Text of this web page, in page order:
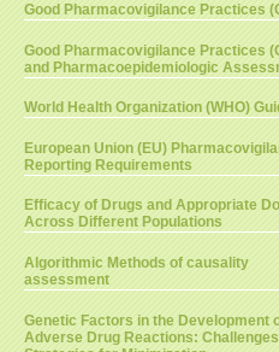
Good Pharmacovigilance Practices
Good Pharmacovigilance Practices
and Pharmacoepidemiologic
World Health Organization (WHO)
European Union (EU)
Reporting Requirements
Efficacy of Drugs and Appropriate
Across Different Populations
Algorithmic Methods of causality
assessment
Genetic Factors in the Development
Adverse Drug Reactions: